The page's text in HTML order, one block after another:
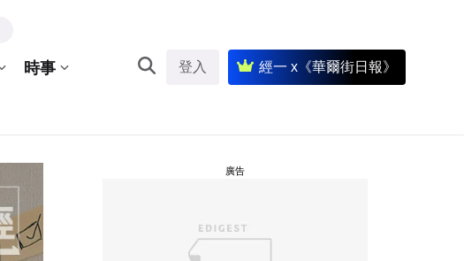
時事 登入 經一 x《華爾街日報》
廣告